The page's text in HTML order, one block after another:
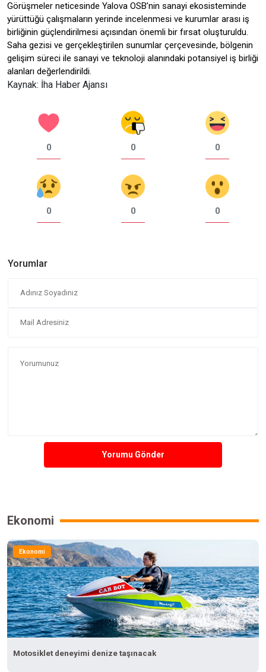
Görüşmeler neticesinde Yalova OSB’nin sanayi ekosisteminde
yürüttüğü çalışmaların yerinde incelenmesi ve kurumlar arası iş
birliğinin güçlendirilmesi açısından önemli bir fırsat oluşturuldu.
Saha gezisi ve gerçekleştirilen sunumlar çerçevesinde, bölgenin
gelişim süreci ile sanayi ve teknoloji alanındaki potansiyel iş birliği
alanları değerlendirildi.
Kaynak: İha Haber Ajansı
0 0 0
0 0 0
Yorumlar
Yorumu Gönder
Ekonomi
Ekonomi
Motosiklet deneyimi denize taşınacak